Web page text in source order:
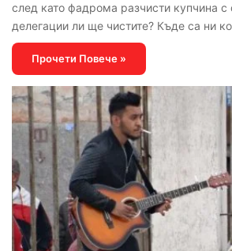
след като фадрома разчисти купчина
делегации ли ще чистите? Къде са ни
Прочети Повече »